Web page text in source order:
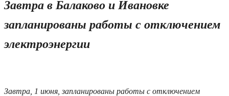
Завтра в Балаково и Ивановке
запланированы работы с отключением
электроэнергии
Завтра, 1 июня, запланированы работы с отключением